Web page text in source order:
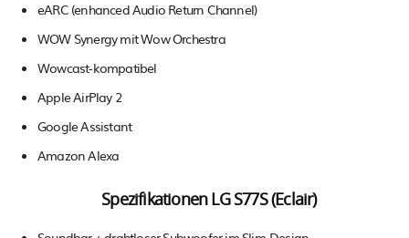
eARC (enhanced Audio Return Channel)
WOW Synergy mit Wow Orchestra
Wowcast-kompatibel
Apple AirPlay 2
Google Assistant
Amazon Alexa
Spezifikationen LG S77S (Eclair)